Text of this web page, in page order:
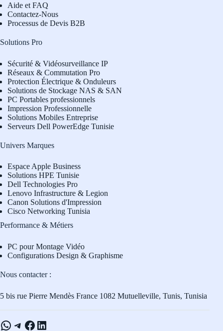
Aide et FAQ
Contactez-Nous
Processus de Devis B2B
Solutions Pro
Sécurité & Vidéosurveillance IP
Réseaux & Commutation Pro
Protection Électrique & Onduleurs
Solutions de Stockage NAS & SAN
PC Portables professionnels
Impression Professionnelle
Solutions Mobiles Entreprise
Serveurs Dell PowerEdge Tunisie
Univers Marques
Espace Apple Business
Solutions HPE Tunisie
Dell Technologies Pro
Lenovo Infrastructure & Legion
Canon Solutions d'Impression
Cisco Networking Tunisia
Performance & Métiers
PC pour Montage Vidéo
Configurations Design & Graphisme
Nous contacter :
5 bis rue Pierre Mendès France 1082 Mutuelleville, Tunis, Tunisia
WhatsApp
Telegram
Facebook
LinkedIn